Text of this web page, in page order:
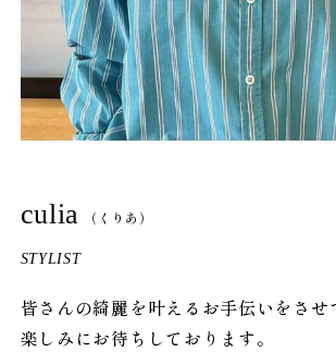
culia （くりあ）
STYLIST
皆さんの綺麗を叶えるお手伝いをさせ
楽しみにお待ちしております。